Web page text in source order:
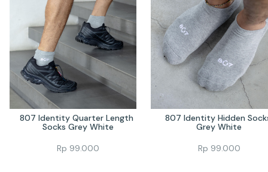
807 Identity Quarter Length
Socks Grey White
Rp 99.000
807 Identity Hidden
Grey White
Rp 99.000